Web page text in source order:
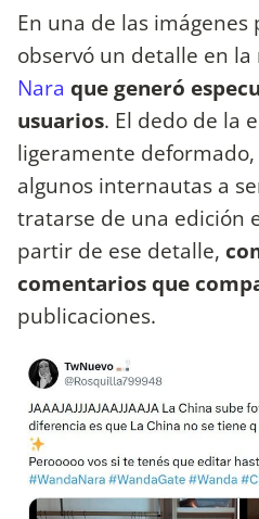
En una de las imágenes
observó un detalle en la
Nara que generó
usuarios. El dedo de la
ligeramente deformado,
algunos internautas a
tratarse de una edición
partir de ese detalle,
comentarios que
publicaciones.